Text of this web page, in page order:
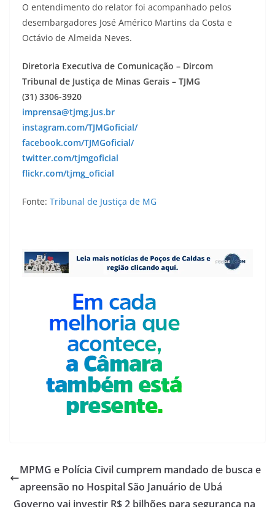
O entendimento do relator foi acompanhado pelos
desembargadores José Américo Martins da Costa e
Octávio de Almeida Neves.
Diretoria Executiva de Comunicação – Dircom
Tribunal de Justiça de Minas Gerais – TJMG
(31) 3306-3920
imprensa@tjmg.jus.br
instagram.com/TJMGoficial/
facebook.com/TJMGoficial/
twitter.com/tjmgoficial
flickr.com/tjmg_oficial
Fonte: Tribunal de Justiça de MG
MPMG e Polícia Civil cumprem mandado de busca e
apreensão no Hospital São Januário de Ubá
Governo vai investir R$ 2 bilhões para segurança na